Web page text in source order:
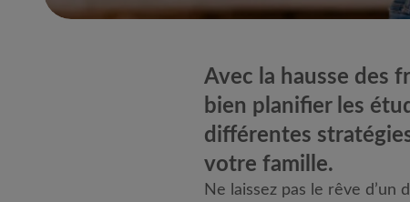
Avec la hausse des
bien planifier les
différentes
votre famille.
Ne laissez pas le rêve